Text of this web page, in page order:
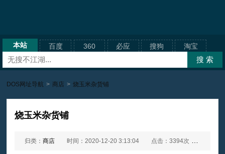
本站 百度 360 必应 搜狗 淘宝
DOS网址导航 > 商店 > 烧玉米杂货铺
烧玉米杂货铺
归类：商店 时间：2020-12-20 3:13:04 点击：3394次